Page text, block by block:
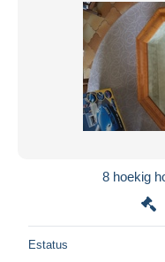
8 hoekig
Estatus